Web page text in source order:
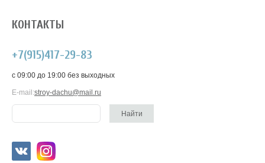
КОНТАКТЫ
+7(915)417-29-83
c 09:00 до 19:00 без выходных
E-mail:stroy-dachu@mail.ru